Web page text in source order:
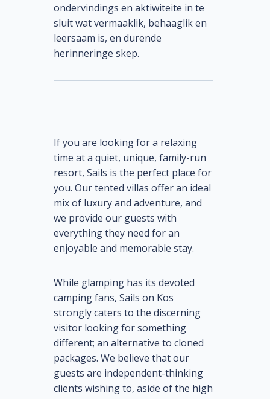
ondervindings en aktiwiteite in te
sluit wat vermaaklik, behaaglik en
leersaam is, en durende
herinneringe skep.
If you are looking for a relaxing
time at a quiet, unique, family-run
resort, Sails is the perfect place for
you. Our tented villas offer an ideal
mix of luxury and adventure, and
we provide our guests with
everything they need for an
enjoyable and memorable stay.
While glamping has its devoted
camping fans, Sails on Kos
strongly caters to the discerning
visitor looking for something
different; an alternative to cloned
packages. We believe that our
guests are independent-thinking
clients wishing to, aside of the high